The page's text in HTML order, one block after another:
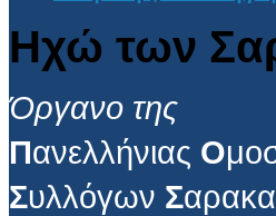
Ηχώ των
Όργανο της
Πανελλήνιας Ο
Συλλόγων Σ